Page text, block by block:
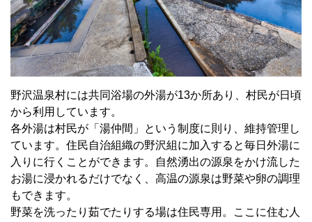
野沢温泉村には共同浴場の外湯が13か所あり、村民が日頃
から利用しています。
各外湯は村民が「湯仲間」という制度に則り、維持管理し
ています。住民自治組織の野沢組に加入すると毎日外湯に
入りに行くことができます。自然湧出の源泉をかけ流した
お湯に浸かれるだけでなく、高温の源泉は野菜や卵の調理
もできます。
野菜を洗ったり茹でたりする場は住民専用。ここに住む人